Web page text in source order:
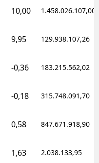
10,00 1.458.026.107,00
9,95 129.938.107,26
-0,36 183.215.562,02
-0,18 315.748.091,70
0,58 847.671.918,90
1,63 2.038.133,95